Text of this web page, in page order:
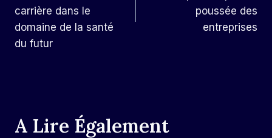
carrière dans le
domaine de la santé
du futur
poussée des
entreprises
A Lire Également